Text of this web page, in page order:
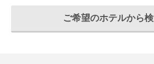
ご希望のホテルから